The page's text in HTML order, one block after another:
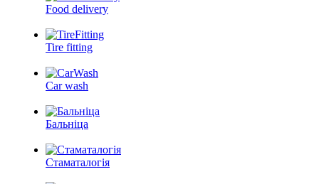
Food delivery
Tire fitting
Car wash
Бальніца
Стаматалогія